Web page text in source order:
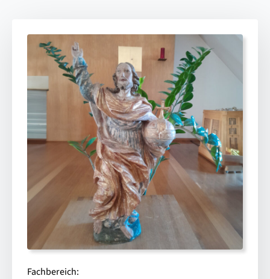
Fachbereich: